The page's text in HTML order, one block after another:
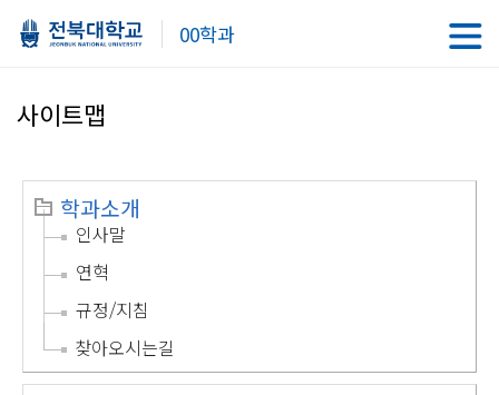
00학과
사이트맵
학과소개
인사말
연혁
규정/지침
찾아오시는길